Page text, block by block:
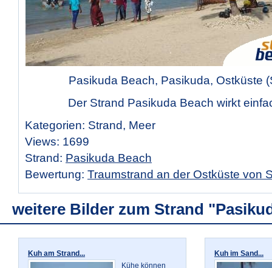
Pasikuda Beach, Pasikuda, Ostküste
Der Strand Pasikuda Beach wirkt
Kategorien: Strand, Meer
Views: 1699
Strand: Pasikuda Beach
Bewertung: Traumstrand an der Ostküste von
weitere Bilder zum Strand
Kuh am Strand...
Kühe können
Kuh im Sand...